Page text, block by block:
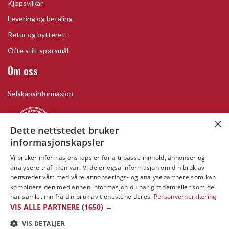
Kjøpsvilkår
Levering og betaling
Retur og bytterett
Ofte stilt spørsmål
Om oss
Selskapsinformasjon
Copyright © 2019 This site is Licensed to 377 Sport AB
×
Dette nettstedet bruker
informasjonskapsler
Vi bruker informasjonskapsler for å tilpasse innhold, annonser og
analysere trafikken vår. Vi deler også informasjon om din bruk av
nettstedet vårt med våre annonserings- og analysepartnere som kan
kombinere den med annen informasjon du har gitt dem eller som de
har samlet inn fra din bruk av tjenestene deres. Personvernerklæring
VIS ALLE PARTNERE (1650) →
VIS DETALJER